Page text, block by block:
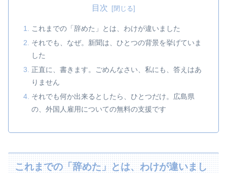
目次
これまでの「辞めた」とは、わけが違いました
それでも、なぜ。新聞は、ひとつの背景を挙げていま
した
正直に、書きます。ごめんなさい、私にも、答えはあ
りません
それでも何か出来るとしたら、ひとつだけ。広島県
の、外国人雇用についての無料の支援です
これまでの「辞めた」とは、わけが違いまし